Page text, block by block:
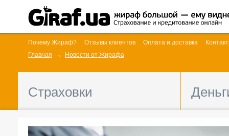
Почему Жираф? Отзывы клиентов Оплата и доставка
Главная
Новости от Жирафа
Страховки